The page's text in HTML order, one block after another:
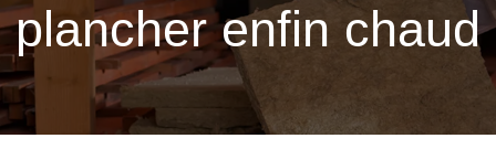
plancher enfin chaud